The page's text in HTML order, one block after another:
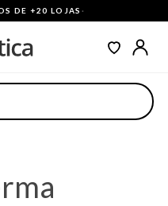
DE +20 LOJAS ·